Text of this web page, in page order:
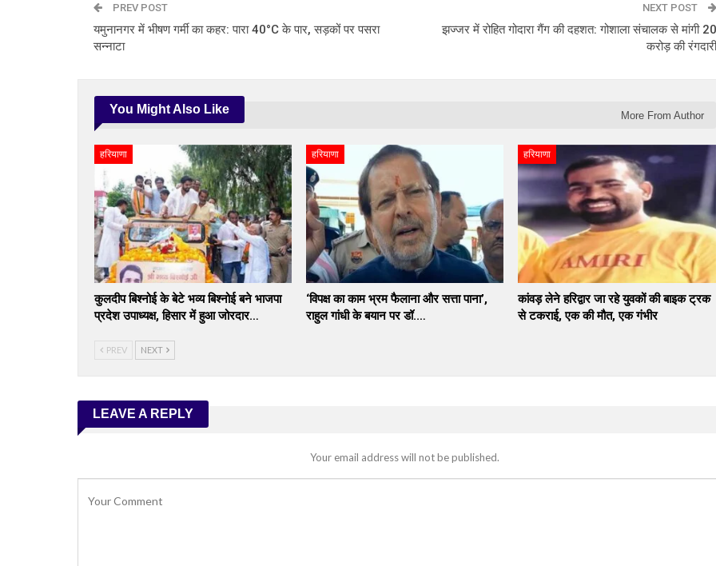
PREV POST
यमुनानगर में भीषण गर्मी का कहर: पारा 40°C के पार, सड़कों पर पसरा
सन्नाटा
NEXT POST
झज्जर में रोहित गोदारा गैंग की दहशत: गोशाला संचालक से मांगी 20
करोड़ की रंगदारी
You Might Also Like More From Author
हरियाणा
कुलदीप बिश्नोई के बेटे भव्य बिश्नोई बने भाजपा
प्रदेश उपाध्यक्ष, हिसार में हुआ जोरदार…
हरियाणा
‘विपक्ष का काम भ्रम फैलाना और सत्ता पाना’,
राहुल गांधी के बयान पर डॉ.…
हरियाणा
कांवड़ लेने हरिद्वार जा रहे युवकों की बाइक ट्रक
से टकराई, एक की मौत, एक गंभीर
PREV NEXT
LEAVE A REPLY
Your email address will not be published.